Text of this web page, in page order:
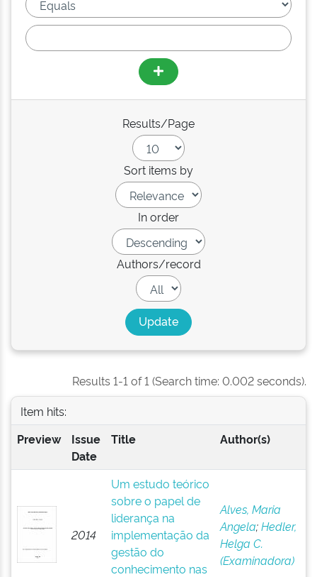
Results/Page
Sort items by
In order
Authors/record
Results 1-1 of 1 (Search time: 0.002 seconds).
Item hits:
Preview
Issue
Date
Title Author(s)
2014
Um estudo teórico
sobre o papel de
liderança na
implementação da
gestão do
conhecimento nas
Alves, Maria
Angela;Hedler,
Helga C.
(Examinadora)